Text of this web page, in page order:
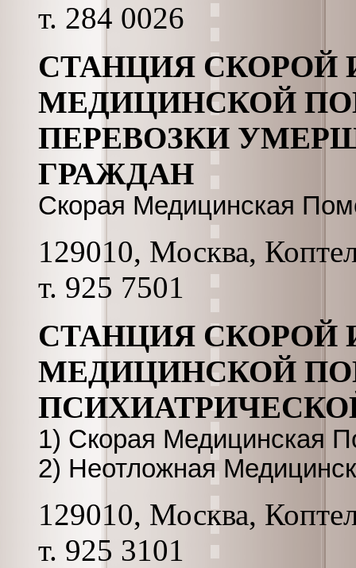
т. 284 0026
СТАНЦИЯ
МЕДИЦИНСКОЙ
ПЕРЕВОЗКИ
ГРАЖДАН
Скорая Медицинская
129010, Москва,
т. 925 7501
СТАНЦИЯ
МЕДИЦИНСКОЙ
1) Скорая Медицинская
2) Неотложная
129010, Москва,
т. 925 3101